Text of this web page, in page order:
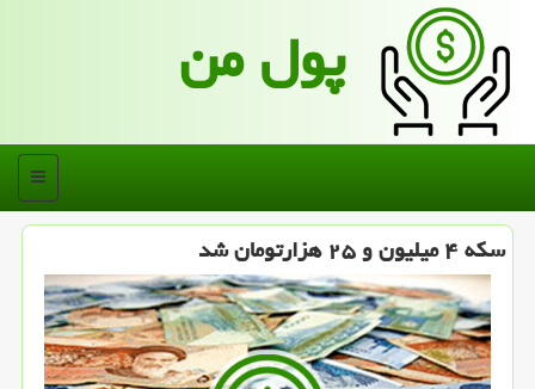
پول من
منو
سكه ۴ میلیون و ۲۵ هزارتومان شد